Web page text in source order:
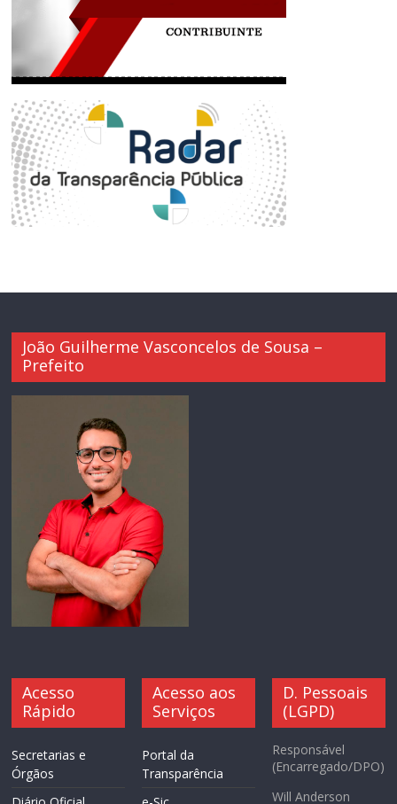
João Guilherme Vasconcelos de Sousa –
Prefeito
Acesso
Rápido
Secretarias e
Órgãos
Acesso aos
Serviços
Portal da
Transparência
D. Pessoais
(LGPD)
Responsável
(Encarregado/DPO)
Will Anderson